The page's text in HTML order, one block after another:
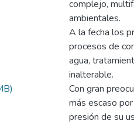
complejo,
ambientales.
A la fecha los
procesos de
agua,
inalterable.
Con gran
más escaso
presión de su